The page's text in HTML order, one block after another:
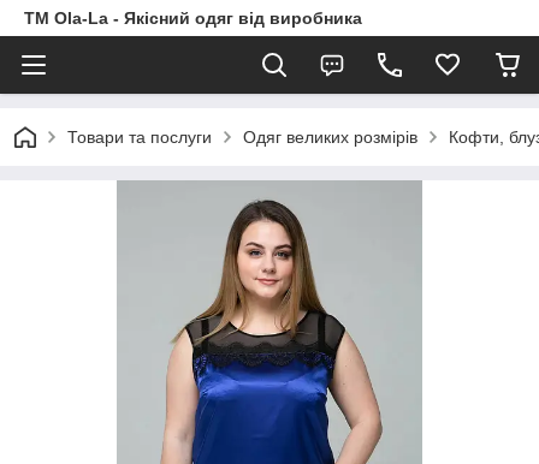
TM Ola-La - Якісний одяг від виробника
Товари та послуги Одяг великих розмірів Кофти,